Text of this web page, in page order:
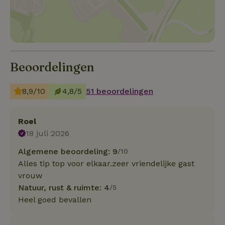
Beoordelingen
8,9/10 4,8/5 51 beoordelingen
Roel
18 juli 2026
Algemene beoordeling: 9/10
Alles tip top voor elkaar.zeer vriendelijke gast
vrouw
Natuur, rust & ruimte: 4/5
Heel goed bevallen